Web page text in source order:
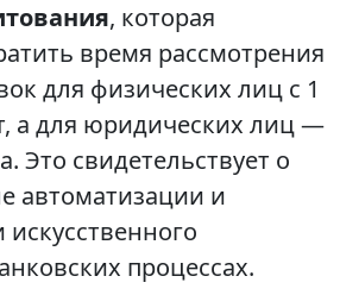
, которая
время рассмотрения
для физических лиц с 1
а для юридических лиц —
Это свидетельствует о
автоматизации и
процессах.